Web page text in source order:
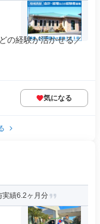
の経験が活かせる／
気になる
実績6.2ヶ月分